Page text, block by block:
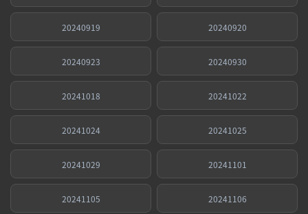
20240919 20240920
20240923 20240930
20241018 20241022
20241024 20241025
20241029 20241101
20241105 20241106